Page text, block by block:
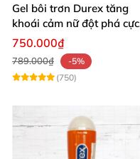
Gel bôi trơn Durex tăng
khoái cảm nữ đột phá cực
thích
750.000₫
789.000₫
-5%
(750)